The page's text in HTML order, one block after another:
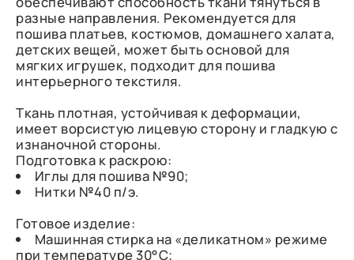
разные направления. Рекомендуется для
пошива платьев, костюмов, домашнего халата,
детских вещей, может быть основой для
мягких игрушек, подходит для пошива
интерьерного текстиля.
Ткань плотная, устойчивая к деформации,
имеет ворсистую лицевую сторону и гладкую с
изнаночной стороны.
Подготовка к раскрою:
Иглы для пошива №90;
Нитки №40 п/э.
Готовое изделие:
Машинная стирка на «деликатном» режиме
при температуре 30°С;